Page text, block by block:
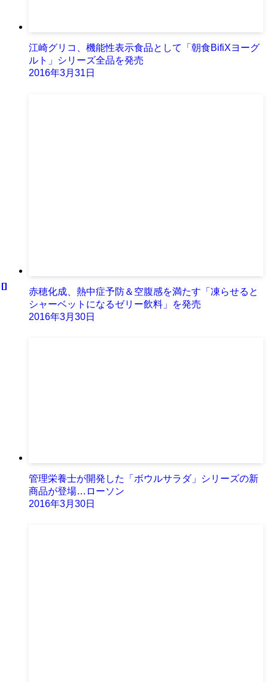
江崎グリコ、機能性表示食品として「朝食BifiXヨーグ
ルト」シリーズ全品を発売
2016年3月31日
赤穂化成、熱中症予防＆空腹感を満たす「凍らせると
シャーベットになるゼリー飲料」を発売
2016年3月30日
管理栄養士が開発した「ボウルサラダ」シリーズの新
商品が登場…ローソン
2016年3月30日